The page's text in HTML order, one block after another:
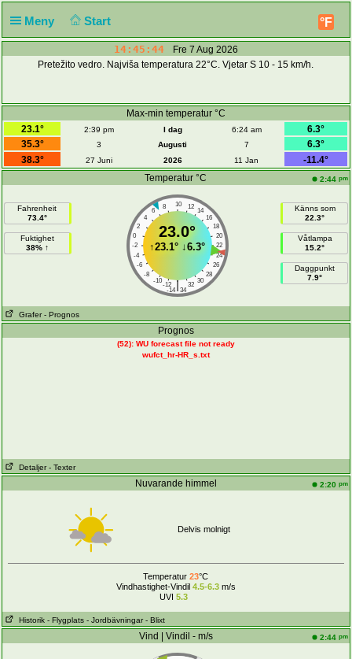
Meny Start °F
14:45:44
Fre 7 Aug 2026
Pretežito vedro. Najviša temperatura 22°C. Vjetar S 10 - 15 km/h.
Max-min temperatur °C
23.1°
2:39 pm I dag 6:24 am
6.3°
35.3°
3 Augusti 7
6.3°
38.3°
27 Juni 2026 11 Jan
-11.4°
Temperatur °C
2:44 pm
Fahrenheit
73.4°
Fuktighet
38% ↑
10
8 12
6
14
4
16
2
18
0
20
-2
22
-4
24
-6
26
-8
28
-10
30
-12 32
|
-14 34
23.0°
↑23.1° ↓6.3°
Känns som
22.3°
Våtlampa
15.2°
Daggpunkt
7.9°
Grafer - Prognos
Prognos
(52): WU forecast file not ready
wufct_hr-HR_s.txt
Detaljer - Texter
Nuvarande himmel 2:20 pm
Delvis molnigt
Temperatur23°C
Vindhastighet-Vindil 4.5-6.3m/s
UVI 5.3
Historik - Flygplats - Jordbävningar - Blixt
Vind | Vindil - m/s 2:44 pm